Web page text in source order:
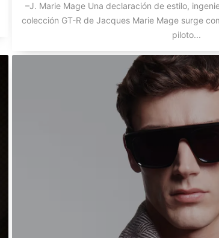
–J. Marie Mage Una declaración de estilo,
colección GT-R de Jacques Marie Mage surge
piloto...